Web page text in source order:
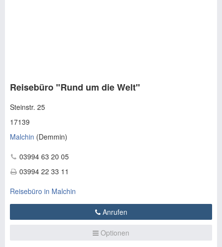
Reisebüro "Rund um die Welt"
Steinstr. 25
17139
Malchin (Demmin)
03994 63 20 05
03994 22 33 11
Reisebüro in Malchin
Anrufen
Optionen